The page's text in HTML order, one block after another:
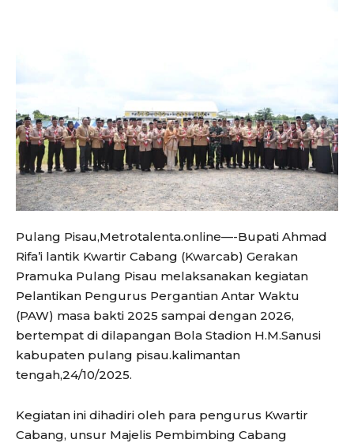
Pulang Pisau,Metrotalenta.online—-Bupati Ahmad
Rifa’i lantik Kwartir Cabang (Kwarcab) Gerakan
Pramuka Pulang Pisau melaksanakan kegiatan
Pelantikan Pengurus Pergantian Antar Waktu
(PAW) masa bakti 2025 sampai dengan 2026,
bertempat di dilapangan Bola Stadion H.M.Sanusi
kabupaten pulang pisau.kalimantan
tengah,24/10/2025.
Kegiatan ini dihadiri oleh para pengurus Kwartir
Cabang, unsur Majelis Pembimbing Cabang